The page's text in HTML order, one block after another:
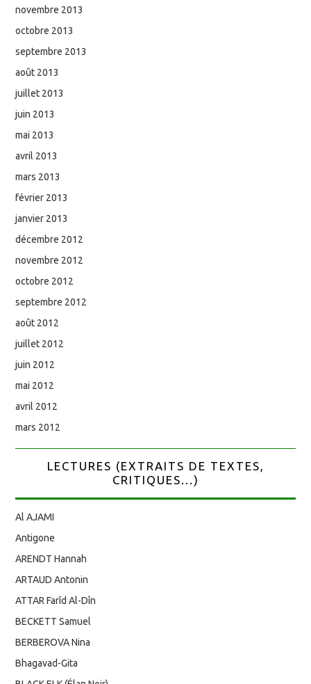
novembre 2013
octobre 2013
septembre 2013
août 2013
juillet 2013
juin 2013
mai 2013
avril 2013
mars 2013
février 2013
janvier 2013
décembre 2012
novembre 2012
octobre 2012
septembre 2012
août 2012
juillet 2012
juin 2012
mai 2012
avril 2012
mars 2012
LECTURES (EXTRAITS DE TEXTES,
CRITIQUES...)
Al AJAMI
Antigone
ARENDT Hannah
ARTAUD Antonin
ATTAR Farîd Al-Dîn
BECKETT Samuel
BERBEROVA Nina
Bhagavad-Gita